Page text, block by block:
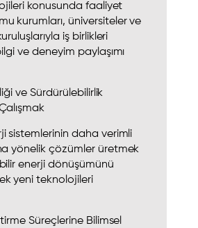
konusunda faaliyet
kurumları, üniversiteler ve
iş birlikleri
ve deneyim paylaşımı
ve Sürdürülebilirlik
sistemlerinin daha verimli
yönelik çözümler üretmek
enerji dönüşümünü
yeni teknolojileri
Süreçlerine Bilimsel